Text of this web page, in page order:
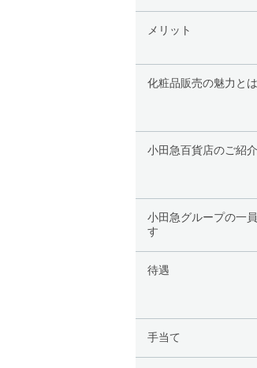
メリット
化粧品販売の魅力とは
小田急百貨店のご紹介
小田急グループの一
す
待遇
手当て